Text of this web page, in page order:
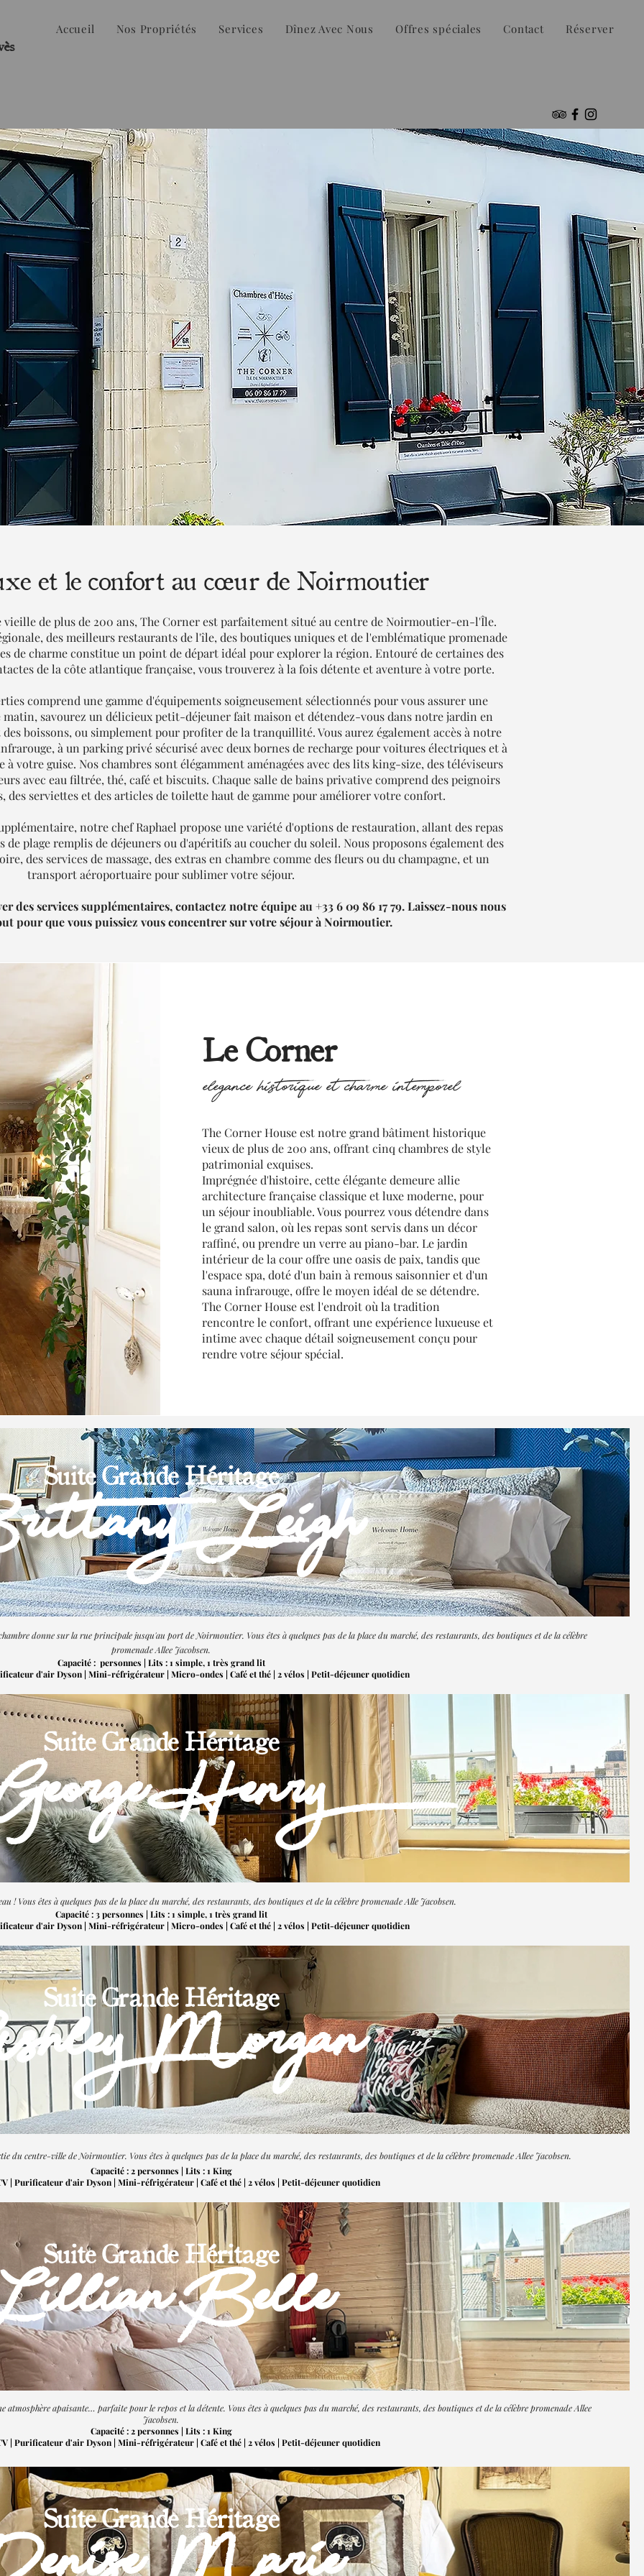
Accueil Nos Propriétés Services Dînez Avec Nous Offres spéciales Contact Réserver
et le confort au cœur de Noirmoutier
de plus de 200 ans, The Corner est parfaitement situé au centre de Noirmoutier-en-l'Île.
des meilleurs restaurants de l'île, des boutiques uniques et de l'emblématique promenade
de charme constitue un point de départ idéal pour explorer la région. Entouré de certaines des
de la côte atlantique française, vous trouverez à la fois détente et aventure à votre porte.
comprend une gamme d'équipements soigneusement sélectionnés pour vous assurer une
savourez un délicieux petit-déjeuner fait maison et détendez-vous dans notre jardin en
boissons, ou simplement pour profiter de la tranquillité. Vous aurez également accès à notre
à un parking privé sécurisé avec deux bornes de recharge pour voitures électriques et à
votre guise. Nos chambres sont élégamment aménagées avec des lits king-size, des téléviseurs
avec eau filtrée, thé, café et biscuits. Chaque salle de bains privative comprend des peignoirs
des serviettes et des articles de toilette haut de gamme pour améliorer votre confort.
notre chef Raphael propose une variété d'options de restauration, allant des repas
de plage remplis de déjeuners ou d'apéritifs au coucher du soleil. Nous proposons également des
des services de massage, des extras en chambre comme des fleurs ou du champagne, et un
transport aéroportuaire pour sublimer votre séjour.
des services supplémentaires, contactez notre équipe au +33 6 09 86 17 79. Laissez-nous nous
pour que vous puissiez vous concentrer sur votre séjour à Noirmoutier.
Le Corner
elegance historique et charme intemporel
The Corner House est notre grand bâtiment historique
vieux de plus de 200 ans, offrant cinq chambres de style
patrimonial exquises.
Imprégnée d'histoire, cette élégante demeure allie
architecture française classique et luxe moderne, pour
un séjour inoubliable. Vous pourrez vous détendre dans
le grand salon, où les repas sont servis dans un décor
raffiné, ou prendre un verre au piano-bar. Le jardin
intérieur de la cour offre une oasis de paix, tandis que
l'espace spa, doté d'un bain à remous saisonnier et d'un
sauna infrarouge, offre le moyen idéal de se détendre.
The Corner House est l'endroit où la tradition
rencontre le confort, offrant une expérience luxueuse et
intime avec chaque détail soigneusement conçu pour
rendre votre séjour spécial.
Suite Grande Héritage
Leigh
donne sur la rue principale jusqu'au port de Noirmoutier. Vous êtes à quelques pas de la place du marché, des restaurants, des boutiques et de la célèbre
promenade Allee Jacobsen.
Capacité : personnes | Lits : 1 simple, 1 très grand lit
d'air Dyson | Mini-réfrigérateur | Micro-ondes | Café et thé | 2 vélos | Petit-déjeuner quotidien
Suite Grande Héritage
Henry
! Vous êtes à quelques pas de la place du marché, des restaurants, des boutiques et de la célèbre promenade Alle Jacobsen.
Capacité : 3 personnes | Lits : 1 simple, 1 très grand lit
d'air Dyson | Mini-réfrigérateur | Micro-ondes | Café et thé | 2 vélos | Petit-déjeuner quotidien
Suite Grande Héritage
Morgan
centre-ville de Noirmoutier. Vous êtes à quelques pas de la place du marché, des restaurants, des boutiques et de la célèbre promenade Allee Jacobsen.
Capacité : 2 personnes | Lits : 1 King
| Purificateur d'air Dyson | Mini-réfrigérateur | Café et thé | 2 vélos | Petit-déjeuner quotidien
Suite Grande Héritage
Belle
apaisante… parfaite pour le repos et la détente. Vous êtes à quelques pas du marché, des restaurants, des boutiques et de la célèbre promenade Allee
Jacobsen.
Capacité : 2 personnes | Lits : 1 King
| Purificateur d'air Dyson | Mini-réfrigérateur | Café et thé | 2 vélos | Petit-déjeuner quotidien
Suite Grande Héritage